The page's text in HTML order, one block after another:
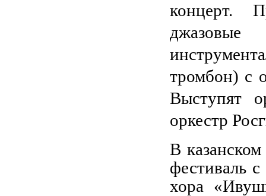
концерт.
джазовые
тромбон) с
Выступят
оркестр
В
фестиваль
хора